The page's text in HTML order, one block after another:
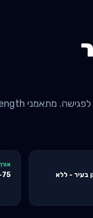
בעיר - ללא